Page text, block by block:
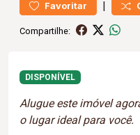
Favoritar |
Compartilhe:
DISPONÍVEL
Alugue este imóvel
o lugar ideal para você.